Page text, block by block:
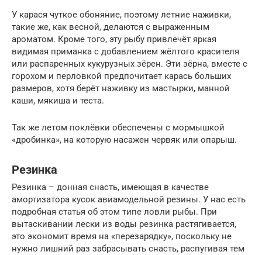
У карася чуткое обоняние, поэтому летние наживки,
такие же, как весной, делаются с выраженным
ароматом. Кроме того, эту рыбу привлечёт яркая
видимая приманка с добавлением жёлтого красителя
или распаренных кукурузных зёрен. Эти зёрна, вместе с
горохом и перловкой предпочитает карась больших
размеров, хотя берёт наживку из мастырки, манной
каши, мякиша и теста.
Так же летом поклёвки обеспечены с мормышкой
«дробинка», на которую насажен червяк или опарыш.
Резинка
Резинка – донная снасть, имеющая в качестве
амортизатора кусок авиамодельной резины. У нас есть
подробная статья об этом типе ловли рыбы. При
вытаскивании лески из воды резинка растягивается,
это экономит время на «перезарядку», поскольку не
нужно лишний раз забрасывать снасть, распугивая тем